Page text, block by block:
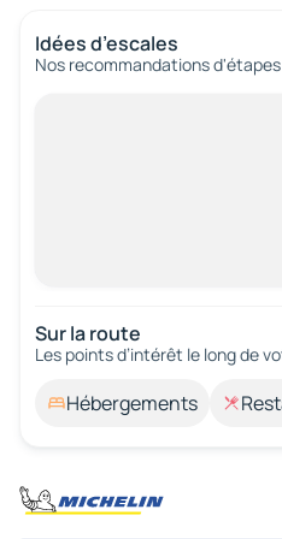
Idées d’escales
Nos recommandations
Sur la route
Les points d’intérêt le long de
Hébergements